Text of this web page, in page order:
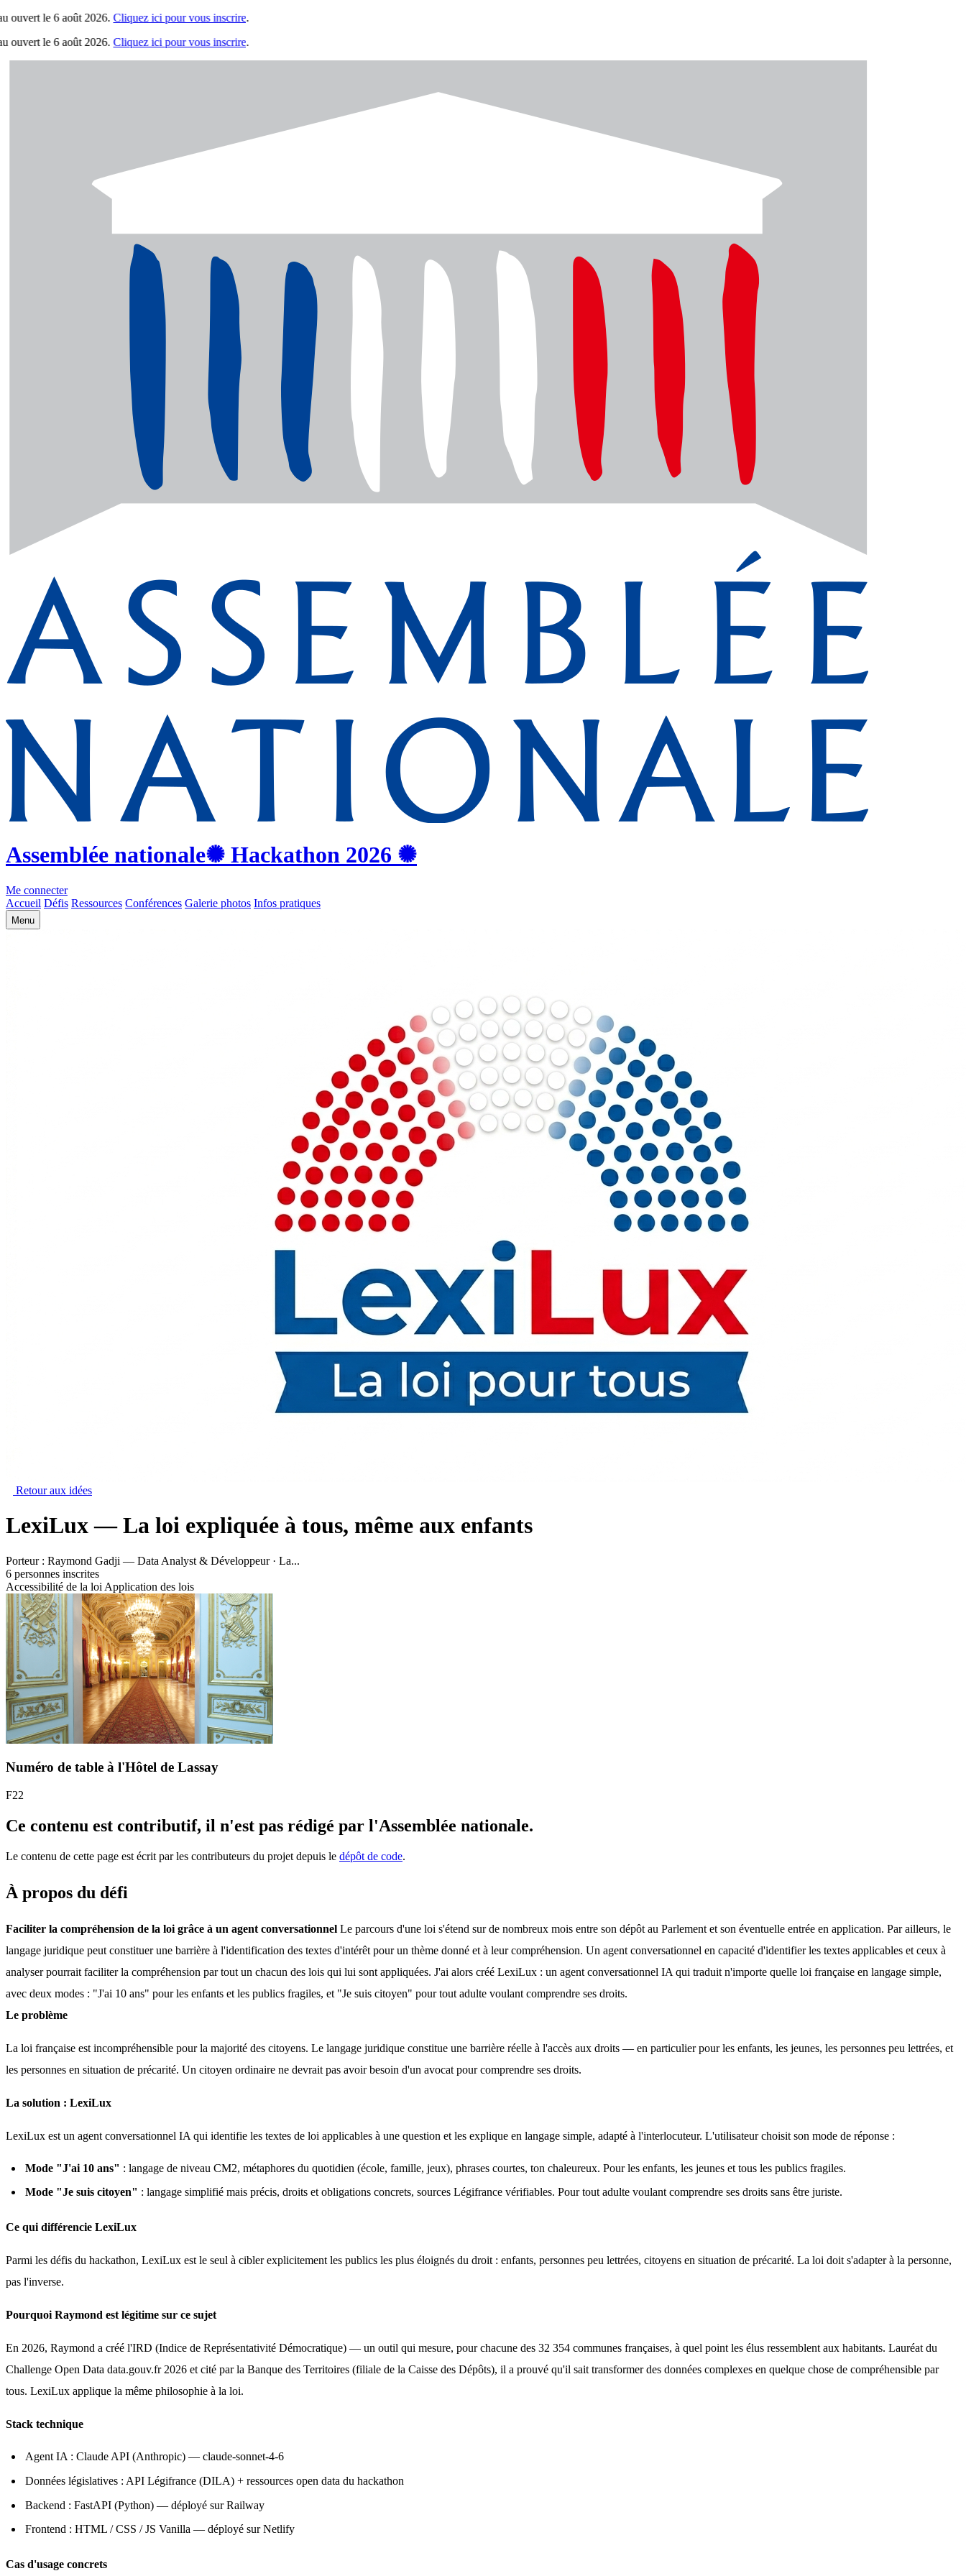
le 6 août 2026.Cliquez ici pour vous inscrire.
le 6 août 2026.Cliquez ici pour vous inscrire.
Assemblée nationale✺ Hackathon 2026 ✺
Me connecter
Accueil Défis Ressources Conférences Galerie photos Infos pratiques
Menu
Retour aux idées
LexiLux — La loi expliquée à tous, même aux enfants
Porteur : Raymond Gadji — Data Analyst & Développeur · La...
6 personnes inscrites
Accessibilité de la loi Application des lois
Numéro de table à l'Hôtel de Lassay
F22
Ce contenu est contributif, il n'est pas rédigé par l'Assemblée nationale.
Le contenu de cette page est écrit par les contributeurs du projet depuis le dépôt de code.
À propos du défi
Faciliter la compréhension de la loi grâce à un agent conversationnel Le parcours d'une loi s'étend sur de nombreux mois entre son dépôt au Parlement et son éventuelle entrée en application. Par ailleurs, le
langage juridique peut constituer une barrière à l'identification des textes d'intérêt pour un thème donné et à leur compréhension. Un agent conversationnel en capacité d'identifier les textes applicables et ceux à
analyser pourrait faciliter la compréhension par tout un chacun des lois qui lui sont appliquées. J'ai alors créé LexiLux : un agent conversationnel IA qui traduit n'importe quelle loi française en langage simple,
avec deux modes : "J'ai 10 ans" pour les enfants et les publics fragiles, et "Je suis citoyen" pour tout adulte voulant comprendre ses droits.
Le problème
La loi française est incompréhensible pour la majorité des citoyens. Le langage juridique constitue une barrière réelle à l'accès aux droits — en particulier pour les enfants, les jeunes, les personnes peu lettrées, et
les personnes en situation de précarité. Un citoyen ordinaire ne devrait pas avoir besoin d'un avocat pour comprendre ses droits.
La solution : LexiLux
LexiLux est un agent conversationnel IA qui identifie les textes de loi applicables à une question et les explique en langage simple, adapté à l'interlocuteur. L'utilisateur choisit son mode de réponse :
Mode "J'ai 10 ans" : langage de niveau CM2, métaphores du quotidien (école, famille, jeux), phrases courtes, ton chaleureux. Pour les enfants, les jeunes et tous les publics fragiles.
Mode "Je suis citoyen" : langage simplifié mais précis, droits et obligations concrets, sources Légifrance vérifiables. Pour tout adulte voulant comprendre ses droits sans être juriste.
Ce qui différencie LexiLux
Parmi les défis du hackathon, LexiLux est le seul à cibler explicitement les publics les plus éloignés du droit : enfants, personnes peu lettrées, citoyens en situation de précarité. La loi doit s'adapter à la personne,
pas l'inverse.
Pourquoi Raymond est légitime sur ce sujet
En 2026, Raymond a créé l'IRD (Indice de Représentativité Démocratique) — un outil qui mesure, pour chacune des 32 354 communes françaises, à quel point les élus ressemblent aux habitants. Lauréat du
Challenge Open Data data.gouv.fr 2026 et cité par la Banque des Territoires (filiale de la Caisse des Dépôts), il a prouvé qu'il sait transformer des données complexes en quelque chose de compréhensible par
tous. LexiLux applique la même philosophie à la loi.
Stack technique
Agent IA : Claude API (Anthropic) — claude-sonnet-4-6
Données législatives : API Légifrance (DILA) + ressources open data du hackathon
Backend : FastAPI (Python) — déployé sur Railway
Frontend : HTML / CSS / JS Vanilla — déployé sur Netlify
Cas d'usage concrets